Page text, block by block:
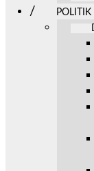
POLITIK